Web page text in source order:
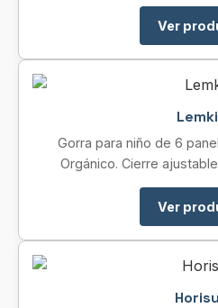
Ver
Gorra para niño de 6
Orgánico. Cierre
Ver